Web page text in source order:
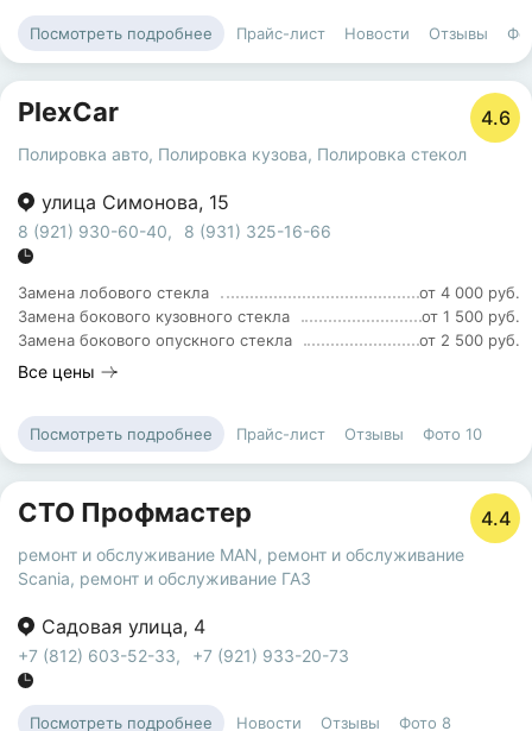
Посмотреть подробнее Прайс-лист Новости Отзывы
PlexCar 4.6
Полировка авто, Полировка кузова, Полировка стекол
улица Симонова, 15
8 (921) 930-60-40, 8 (931) 325-16-66
Замена лобового стекла
от 4 000 руб.
Замена бокового кузовного стекла
от 1 500 руб.
Замена бокового опускного стекла
от 2 500 руб.
Все цены
Посмотреть подробнее Прайс-лист Отзывы Фото 10
СТО Профмастер 4.4
ремонт и обслуживание MAN, ремонт и обслуживание
Scania, ремонт и обслуживание ГАЗ
Садовая улица, 4
+7 (812) 603-52-33, +7 (921) 933-20-73
Посмотреть подробнее Новости Отзывы Фото 8